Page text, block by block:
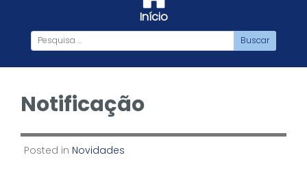
Início
Notificação
Posted in Novidades